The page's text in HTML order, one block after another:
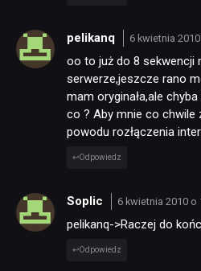
pelikanq 6 kwietnia
oo to już do 8 sekwencji
serwerze,jeszcze rano
mam oryginała,ale
co ? Aby mnie co chwile
powodu rozłączenia
Odpowiedz
Soplic 6 kwietnia 2010 o
pelikanq->Raczej do
Odpowiedz